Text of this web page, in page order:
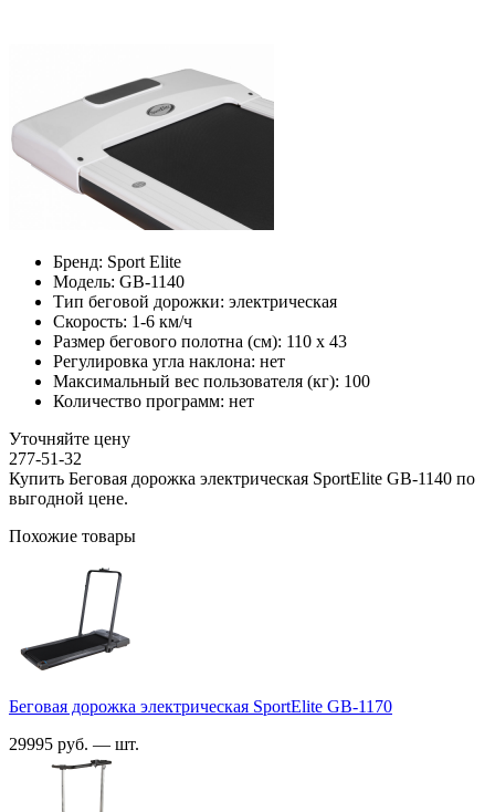
Бренд: Sport Elite
Модель: GB-1140
Тип беговой дорожки: электрическая
Скорость: 1-6 км/ч
Размер бегового полотна (см): 110 х 43
Регулировка угла наклона: нет
Максимальный вес пользователя (кг): 100
Количество программ: нет
Уточняйте цену
277-51-32
Купить Беговая дорожка электрическая SportElite GB-1140 по
выгодной цене.
Похожие товары
Беговая дорожка электрическая SportElite GB-1170
29995 руб. — шт.